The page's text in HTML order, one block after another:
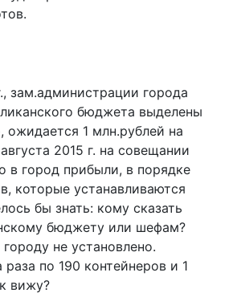
зам.администрации города
бюджета выделены
ожидается 1 млн.рублей на
2015 г. на совещании
в город прибыли, в порядке
которые устанавливаются
бы знать: кому сказать
бюджету или шефам?
не установлено.
по 190 контейнеров и 1
вижу?